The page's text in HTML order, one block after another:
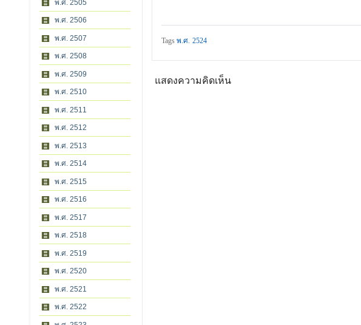
พ.ศ. 2505
พ.ศ. 2506
พ.ศ. 2507
พ.ศ. 2508
พ.ศ. 2509
พ.ศ. 2510
พ.ศ. 2511
พ.ศ. 2512
พ.ศ. 2513
พ.ศ. 2514
พ.ศ. 2515
พ.ศ. 2516
พ.ศ. 2517
พ.ศ. 2518
พ.ศ. 2519
พ.ศ. 2520
พ.ศ. 2521
พ.ศ. 2522
Tagsพ.ศ. 2524
แสดงความคิดเห็น